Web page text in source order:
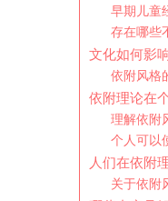
早期儿童
存在哪些
文化如何影
依附风格
依附理论在
理解依附
个人可以
人们在依附
关于依附